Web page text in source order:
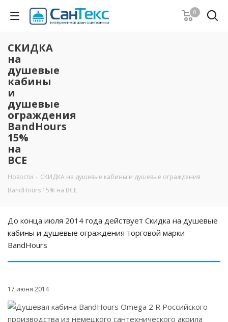
0
СКИДКА
на
душевые
кабины
и
душевые
ограждения
BandHours
15%
на
ВСЕ
Новости - СКИДКА на душевые кабины и душевые ограждения
BandHours 15% на ВСЕ
До конца июля 2014 года действует Скидка на душевые
кабины и душевые ограждения торговой марки
BandHours
17 июня 2014